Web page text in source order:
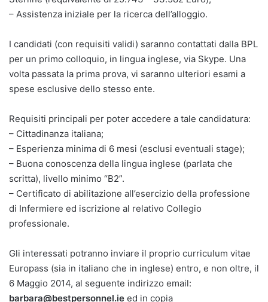
– Assistenza iniziale per la ricerca dell’alloggio.
I candidati (con requisiti validi) saranno contattati dalla BPL
per un primo colloquio, in lingua inglese, via Skype. Una
volta passata la prima prova, vi saranno ulteriori esami a
spese esclusive dello stesso ente.
Requisiti principali per poter accedere a tale candidatura:
– Cittadinanza italiana;
– Esperienza minima di 6 mesi (esclusi eventuali stage);
– Buona conoscenza della lingua inglese (parlata che
scritta), livello minimo “B2”.
– Certificato di abilitazione all’esercizio della professione
di Infermiere ed iscrizione al relativo Collegio
professionale.
Gli interessati potranno inviare il proprio curriculum vitae
Europass (sia in italiano che in inglese) entro, e non oltre, il
6 Maggio 2014, al seguente indirizzo email:
barbara@bestpersonnel.ie ed in copia